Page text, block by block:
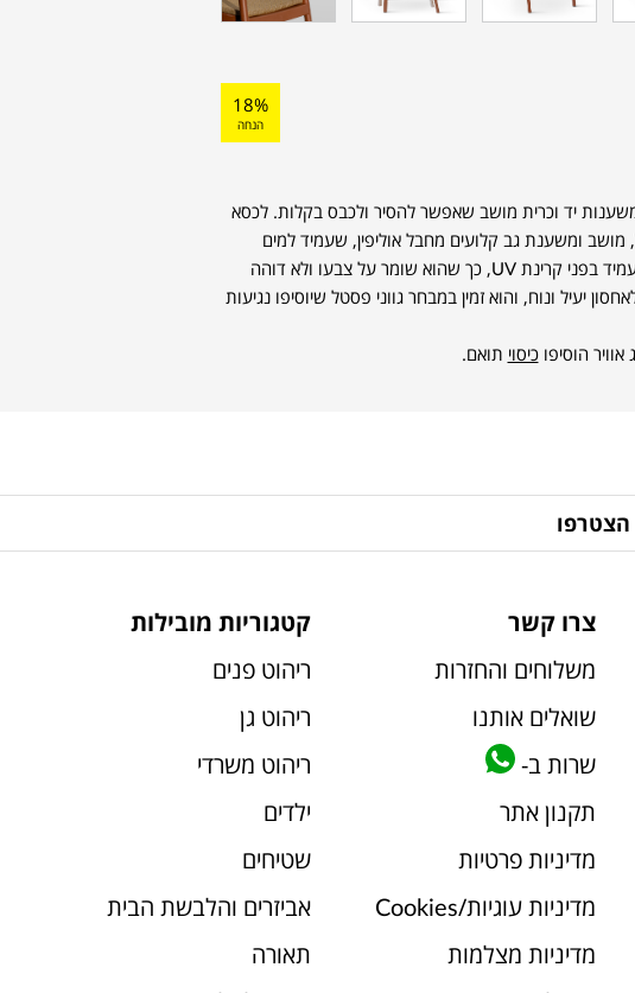
18%
הנחה
משענות יד וכרית מושב שאפשר להסיר ולכבס בקלות. לכסא
ומשענת גב קלועים מחבל אוליפין, שעמיד למים
ולכתמים וקל לניקוי. בנוסף, הוא עמיד בפני קרינת UV, כך שהוא שומר על צבעו ולא דוהה
יעיל ונוח, והוא זמין במבחר גווני פסטל שיוסיפו נגיעות
הוסיפוכיסוי תואם.
הצטרפו
צרו קשר
משלוחים והחזרות
שואלים אותנו
שרות ב-
תקנון אתר
מדיניות פרטיות
מדיניות עוגיות/Cookies
מדיניות מצלמות
קטגוריות מובילות
ריהוט פנים
ריהוט גן
ריהוט משרדי
ילדים
שטיחים
אביזרים והלבשת הבית
תאורה